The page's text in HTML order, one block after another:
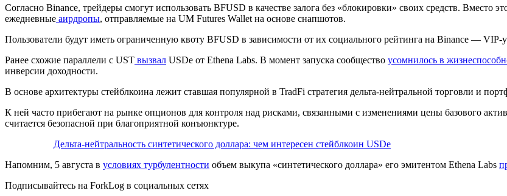
Согласно Binance, трейдеры смогут использовать BFUSD в качестве залога без «блокировки» своих средств. Вместо
ежедневные аирдропы, отправляемые на UM Futures Wallet на основе снапшотов.
Пользователи будут иметь ограниченную квоту BFUSD в зависимости от их социального рейтинга на Binance — VIP-
Ранее схожие параллели с UST вызвал USDe от Ethena Labs. В момент запуска сообщество усомнилось в
инверсии доходности.
В основе архитектуры стейблкоина лежит ставшая популярной в TradFi стратегия дельта-нейтральной торговли и
К ней часто прибегают на рынке опционов для контроля над рисками, связанными с изменениями цены базового
считается безопасной при благоприятной конъюнктуре.
Дельта-нейтральность синтетического доллара: чем интересен стейблкоин USDe
Напомним, 5 августа в условиях турбулентности объем выкупа «синтетического доллара» его эмитентом Ethena Labs
Подписывайтесь на ForkLog в социальных сетях